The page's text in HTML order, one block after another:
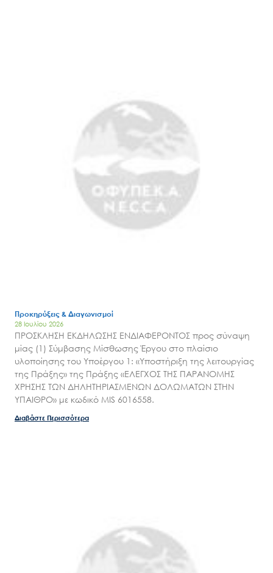
Προκηρύξεις & Διαγωνισμοί
28 Ιουλίου 2026
ΠΡΟΣΚΛΗΣΗ ΕΚΔΗΛΩΣΗΣ ΕΝΔΙΑΦΕΡΟΝΤΟΣ προς σύναψη
μίας (1) Σύμβασης Μίσθωσης Έργου στο πλαίσιο
υλοποίησης του Υποέργου 1: «Υποστήριξη της λειτουργίας
της Πράξης» της Πράξης «ΕΛΕΓΧΟΣ ΤΗΣ ΠΑΡΑΝΟΜΗΣ
ΧΡΗΣΗΣ ΤΩΝ ΔΗΛΗΤΗΡΙΑΣΜΕΝΩΝ ΔΟΛΩΜΑΤΩΝ ΣΤΗΝ
ΥΠΑΙΘΡΟ» με κωδικό MIS 6016558.
Διαβάστε Περισσότερα